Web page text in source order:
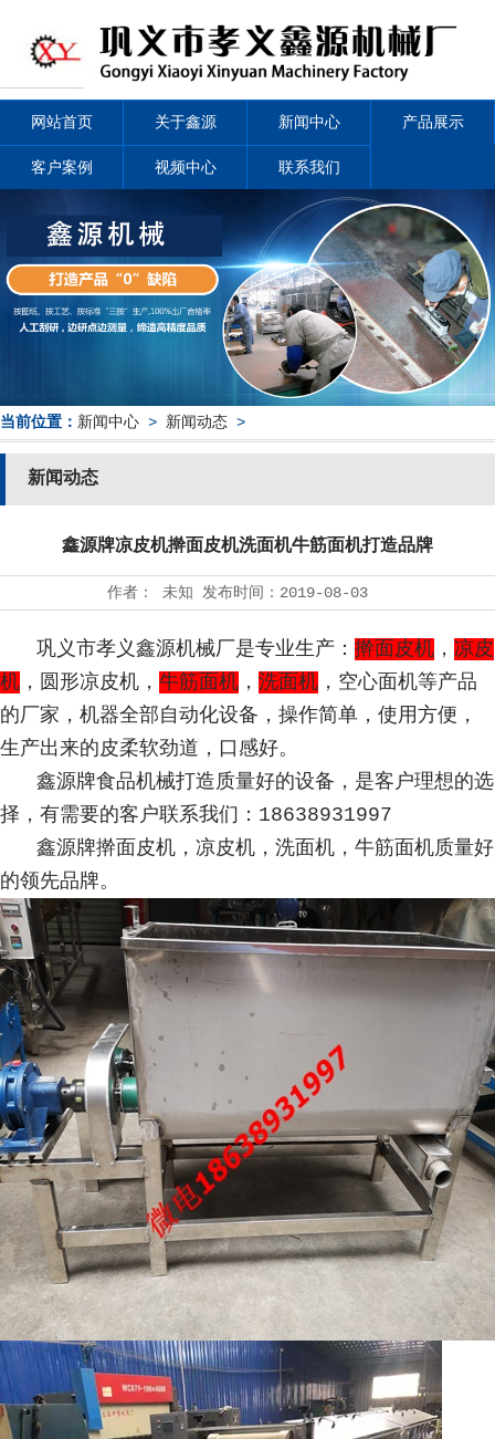
网站首页 关于鑫源 新闻中心 产品展示
客户案例 视频中心 联系我们
当前位置： 新闻中心 > 新闻动态 >
新闻动态
鑫源牌凉皮机擀面皮机洗面机牛筋面机打造品牌
作者： 未知 发布时间： 2019-08-03
巩义市孝义鑫源机械厂是专业生产： 擀面皮机 ， 凉皮
机 ，圆形凉皮机， 牛筋面机 ， 洗面机 ，空心面机等产品
的厂家，机器全部自动化设备，操作简单，使用方便，
生产出来的皮柔软劲道，口感好。
鑫源牌食品机械打造质量好的设备，是客户理想的选
择，有需要的客户联系我们：18638931997
鑫源牌擀面皮机，凉皮机，洗面机，牛筋面机质量好
的领先品牌。